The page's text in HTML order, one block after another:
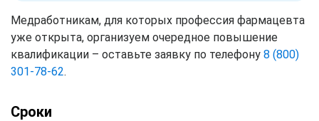
Медработникам, для которых профессия фармацевта
уже открыта, организуем очередное повышение
квалификации – оставьте заявку по телефону 8 (800)
301-78-62.
Сроки